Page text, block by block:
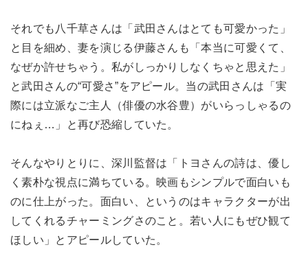
それでも八千草さんは「武田さんはとても可愛かった」
と目を細め、妻を演じる伊藤さんも「本当に可愛くて、
なぜか許せちゃう。私がしっかりしなくちゃと思えた」
と武田さんの“可愛さ”をアピール。当の武田さんは「実
際には立派なご主人（俳優の水谷豊）がいらっしゃるの
にねぇ…」と再び恐縮していた。
そんなやりとりに、深川監督は「トヨさんの詩は、優し
く素朴な視点に満ちている。映画もシンプルで面白いも
のに仕上がった。面白い、というのはキャラクターが出
してくれるチャーミングさのこと。若い人にもぜひ観て
ほしい」とアピールしていた。